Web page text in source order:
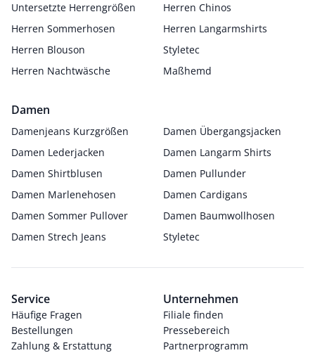
Untersetzte Herrengrößen
Herren Chinos
Herren Sommerhosen
Herren Langarmshirts
Herren Blouson
Styletec
Herren Nachtwäsche
Maßhemd
Damen
Damenjeans Kurzgrößen
Damen Übergangsjacken
Damen Lederjacken
Damen Langarm Shirts
Damen Shirtblusen
Damen Pullunder
Damen Marlenehosen
Damen Cardigans
Damen Sommer Pullover
Damen Baumwollhosen
Damen Strech Jeans
Styletec
Service
Häufige Fragen
Bestellungen
Zahlung & Erstattung
Unternehmen
Filiale finden
Pressebereich
Partnerprogramm